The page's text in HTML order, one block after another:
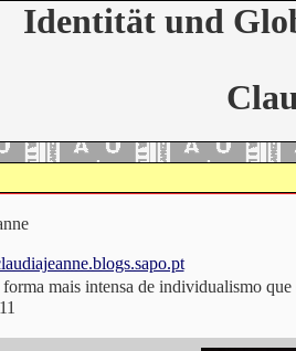
Identität und
mais intensa de individualismo